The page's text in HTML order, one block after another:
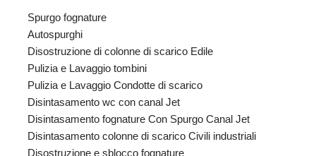
Spurgo fognature
Autospurghi
Disostruzione di colonne di scarico Edile
Pulizia e Lavaggio tombini
Pulizia e Lavaggio Condotte di scarico
Disintasamento wc con canal Jet
Disintasamento fognature Con Spurgo Canal Jet
Disintasamento colonne di scarico Civili industriali
Disostruzione e sblocco fognature